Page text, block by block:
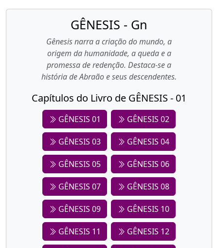
GÊNESIS - Gn
Gênesis narra a criação do mundo, a
origem da humanidade, a queda e a
promessa de redenção. Destaca-se a
história de Abraão e seus descendentes.
Capítulos do Livro de GÊNESIS - 01
GÊNESIS 01 GÊNESIS 02
GÊNESIS 03 GÊNESIS 04
GÊNESIS 05 GÊNESIS 06
GÊNESIS 07 GÊNESIS 08
GÊNESIS 09 GÊNESIS 10
GÊNESIS 11 GÊNESIS 12